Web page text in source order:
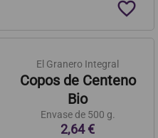
favorite_border
El Granero Integral
Copos de Centeno
Bio
Envase de 500 g.
2,64 €